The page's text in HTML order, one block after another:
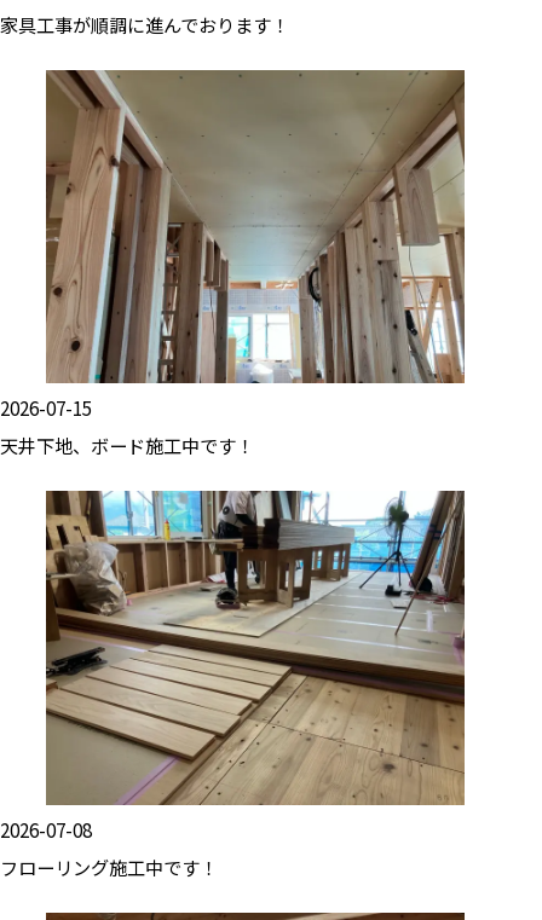
家具工事が順調に進んでおります！
2026-07-15
天井下地、ボード施工中です！
2026-07-08
フローリング施工中です！